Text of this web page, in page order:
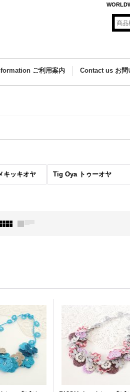
ご利用案内 Contact us お問
キッキオヤ Tig Oya トゥーオヤ